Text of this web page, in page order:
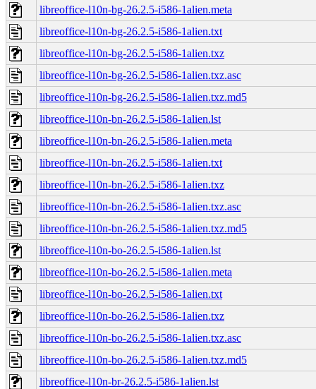
libreoffice-l10n-bg-26.2.5-i586-1alien.meta
libreoffice-l10n-bg-26.2.5-i586-1alien.txt
libreoffice-l10n-bg-26.2.5-i586-1alien.txz
libreoffice-l10n-bg-26.2.5-i586-1alien.txz.asc
libreoffice-l10n-bg-26.2.5-i586-1alien.txz.md5
libreoffice-l10n-bn-26.2.5-i586-1alien.lst
libreoffice-l10n-bn-26.2.5-i586-1alien.meta
libreoffice-l10n-bn-26.2.5-i586-1alien.txt
libreoffice-l10n-bn-26.2.5-i586-1alien.txz
libreoffice-l10n-bn-26.2.5-i586-1alien.txz.asc
libreoffice-l10n-bn-26.2.5-i586-1alien.txz.md5
libreoffice-l10n-bo-26.2.5-i586-1alien.lst
libreoffice-l10n-bo-26.2.5-i586-1alien.meta
libreoffice-l10n-bo-26.2.5-i586-1alien.txt
libreoffice-l10n-bo-26.2.5-i586-1alien.txz
libreoffice-l10n-bo-26.2.5-i586-1alien.txz.asc
libreoffice-l10n-bo-26.2.5-i586-1alien.txz.md5
libreoffice-l10n-br-26.2.5-i586-1alien.lst